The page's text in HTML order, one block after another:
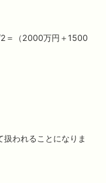
2＝（2000万円＋1500
われることになりま